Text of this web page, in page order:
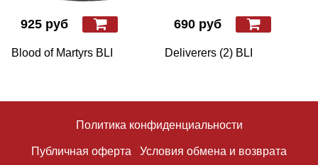
925 руб
Blood of Martyrs BLI
690 руб
Deliverers (2) BLI
Политика конфиденциальности
Публичная оферта Условия обмена и возврата